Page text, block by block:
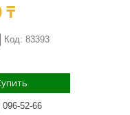
₸
Код: 83393
52-66